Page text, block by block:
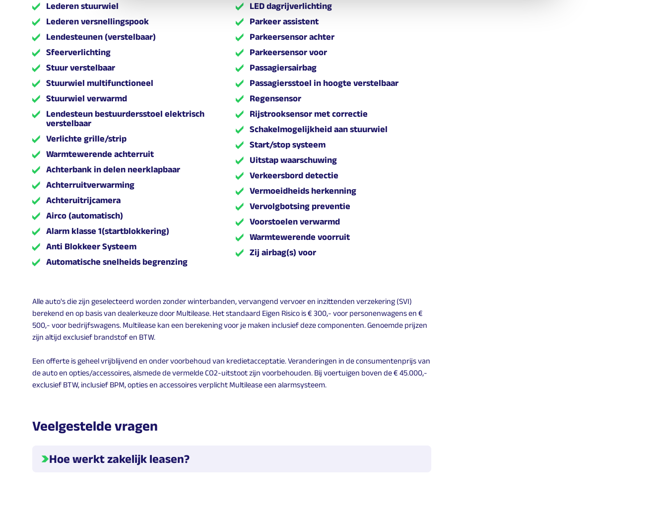
Lederen stuurwiel
Lederen versnellingspook
Lendesteunen (verstelbaar)
Sfeerverlichting
Stuur verstelbaar
Stuurwiel multifunctioneel
Stuurwiel verwarmd
Lendesteun bestuurdersstoel elektrisch
verstelbaar
Verlichte grille/strip
Warmtewerende achterruit
Achterbank in delen neerklapbaar
Achterruitverwarming
Achteruitrijcamera
Airco (automatisch)
Alarm klasse 1(startblokkering)
Anti Blokkeer Systeem
Automatische snelheids begrenzing
LED dagrijverlichting
Parkeer assistent
Parkeersensor achter
Parkeersensor voor
Passagiersairbag
Passagiersstoel in hoogte verstelbaar
Regensensor
Rijstrooksensor met correctie
Schakelmogelijkheid aan stuurwiel
Start/stop systeem
Uitstap waarschuwing
Verkeersbord detectie
Vermoeidheids herkenning
Vervolgbotsing preventie
Voorstoelen verwarmd
Warmtewerende voorruit
Zij airbag(s) voor
Alle auto's die zijn geselecteerd worden zonder winterbanden, vervangend vervoer en inzittenden verzekering (SVI)
berekend en op basis van dealerkeuze door Multilease. Het standaard Eigen Risico is € 300,- voor personenwagens en €
500,- voor bedrijfswagens. Multilease kan een berekening voor je maken inclusief deze componenten. Genoemde prijzen
zijn altijd exclusief brandstof en BTW.
Een offerte is geheel vrijblijvend en onder voorbehoud van kredietacceptatie. Veranderingen in de consumentenprijs van
de auto en opties/accessoires, alsmede de vermelde CO2-uitstoot zijn voorbehouden. Bij voertuigen boven de € 45.000,-
exclusief BTW, inclusief BPM, opties en accessoires verplicht Multilease een alarmsysteem.
Veelgestelde vragen
Hoe werkt zakelijk leasen?